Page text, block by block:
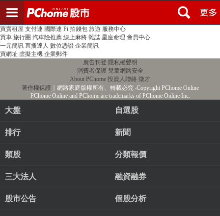
PChome首頁 線上購物 24h購物 書店
買賣租屋 支付連 國際連 Pi 拍錢包 旅遊 服務中心
買車 旅行團 汽車險推薦 線上麻將 雜誌 星座命理 會員中心
一元簡訊 直播達人 數位憑證 企業簡訊
買網址 虛擬主機 企業郵件
廣告刊登 隱私權聲明
消費者保護 兒童網路安全
About PChome 投資人聯絡 徵才
著作權保護 ｜網路家庭版權所有、轉載必究‧Copyright PChome Online
PChome Online and PChome are trademarks of PChome Online Inc.
大盤 自選股
排行 新聞
類股 分類報價
三大法人 融資融券
股市公告 個股分析